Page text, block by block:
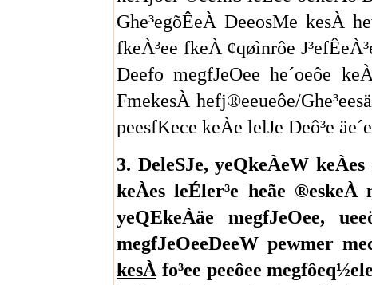
Ghe³egõÊeÀ DeeosMe kesÀ
fkeÀ³ee fkeÀ ¢qøìnrôe
Deefo megfJeOee he´oeôe
FmekesÀ hefj®eeueôe/
peesfKece keÀe lelJe Deô³e
3. DeleSJe, yeQkeÀeW
keÀes leÉler³e heãe ®eskeÀ
yeQEkeÀäe megfJeOee,
megfJeOeeDeeW pewmer
kesÀfo³ee peeôee